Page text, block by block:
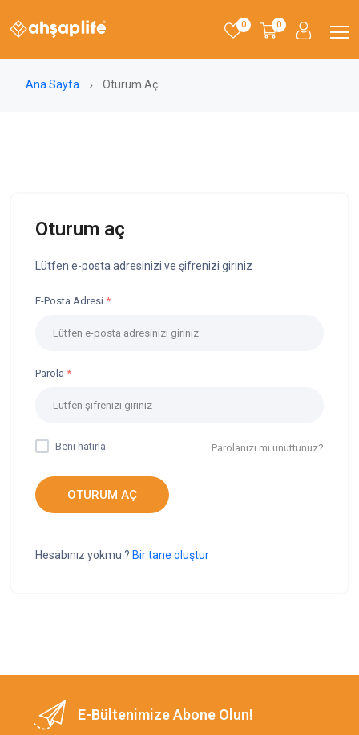
0 0
Ana Sayfa Oturum Aç
Oturum aç
Lütfen e-posta adresinizi ve şifrenizi giriniz
E-Posta Adresi
Parola
Beni hatırla Parolanızı mı unuttunuz?
OTURUM AÇ
Hesabınız yokmu ? Bir tane oluştur
E-Bültenimize Abone Olun!